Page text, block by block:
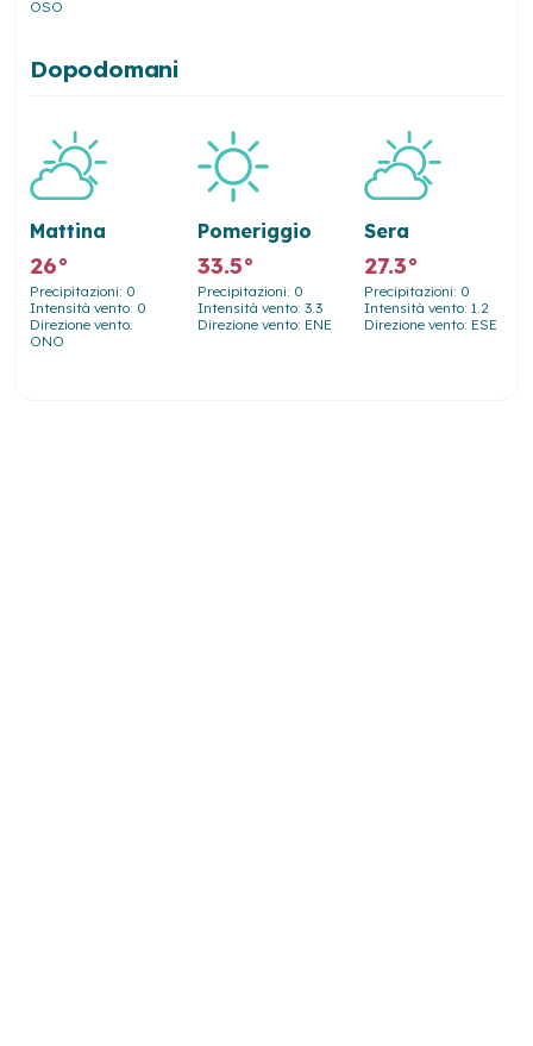
OSO
Dopodomani
Mattina
26°
Precipitazioni: 0
Intensità vento: 0
Direzione vento:
ONO
Pomeriggio
33.5°
Precipitazioni: 0
Intensità vento: 3.3
Direzione vento: ENE
Sera
27.3°
Precipitazioni: 0
Intensità vento: 1.2
Direzione vento: ESE